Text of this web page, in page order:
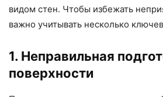
видом стен. Чтобы избежать
важно учитывать несколько
1. Неправильная
поверхности